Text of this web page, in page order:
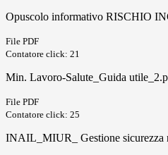
Opuscolo informativo RISCHIO
File PDF
Contatore click: 21
Min. Lavoro-Salute_Guida
File PDF
Contatore click: 25
INAIL_MIUR_ Gestione sicurezza